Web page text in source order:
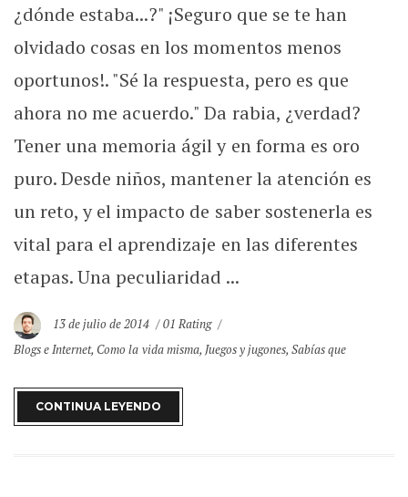
¿dónde estaba...?" ¡Seguro que se te han
olvidado cosas en los momentos menos
oportunos!. "Sé la respuesta, pero es que
ahora no me acuerdo." Da rabia, ¿verdad?
Tener una memoria ágil y en forma es oro
puro. Desde niños, mantener la atención es
un reto, y el impacto de saber sostenerla es
vital para el aprendizaje en las diferentes
etapas. Una peculiaridad ...
13 de julio de 2014
01 Rating
Blogs e Internet, Como la vida misma,Juegos y jugones,Sabías que
CONTINUA LEYENDO